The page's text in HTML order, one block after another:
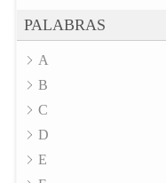
PALABRAS
A
B
C
D
E